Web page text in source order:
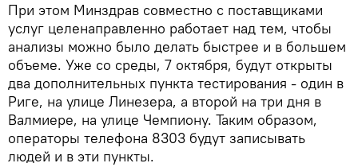
При этом Минздрав совместно с поставщиками
услуг целенаправленно работает над тем, чтобы
анализы можно было делать быстрее и в большем
объеме. Уже со среды, 7 октября, будут открыты
два дополнительных пункта тестирования - один в
Риге, на улице Линезера, а второй на три дня в
Валмиере, на улице Чемпиону. Таким образом,
операторы телефона 8303 будут записывать
людей и в эти пункты.